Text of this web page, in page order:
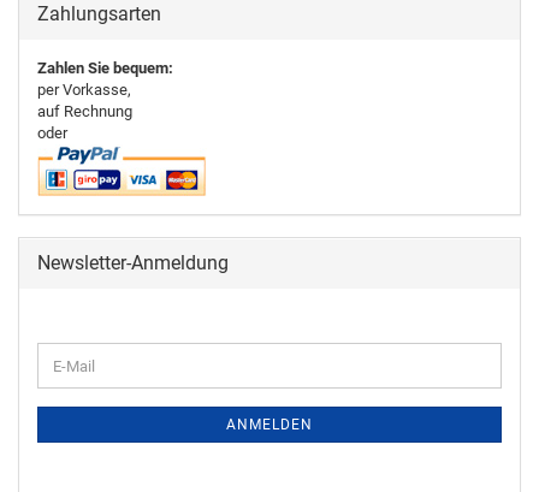
Zahlungsarten
Zahlen Sie bequem:
per Vorkasse,
auf Rechnung
oder
Newsletter-Anmeldung
ANMELDEN